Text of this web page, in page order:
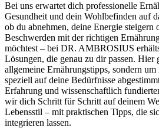
Bei uns erwartet dich professionelle
Gesundheit und dein Wohlbefinden auf
ob du abnehmen, deine Energie steigern
Beschwerden mit der richtigen
möchtest – bei DR. AMBROSIUS
Lösungen, die genau zu dir passen. Hier
allgemeine Ernährungstipps, sondern
speziell auf deine Bedürfnisse
Erfahrung und wissenschaftlich
wir dich Schritt für Schritt auf deinem
Lebensstil – mit praktischen Tipps, die
integrieren lassen.